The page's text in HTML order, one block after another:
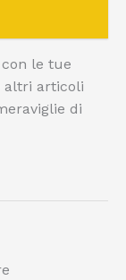
le tue
altri articoli
di